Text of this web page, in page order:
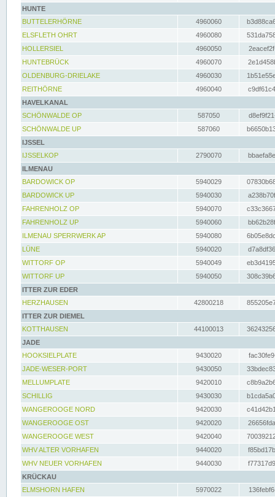
HUNTE
BUTTELERHÖRNE
4960060
ELSFLETH OHRT
4960080
HOLLERSIEL
4960050
HUNTEBRÜCK
4960070
OLDENBURG-DRIELAKE
4960030
REITHÖRNE
4960040
HAVELKANAL
SCHÖNWALDE OP
587050
SCHÖNWALDE UP
587060
IJSSEL
IJSSELKOP
2790070
ILMENAU
BARDOWICK OP
5940029
BARDOWICK UP
5940030
FAHRENHOLZ OP
5940070
FAHRENHOLZ UP
5940060
ILMENAU SPERRWERK AP
5940080
LÜNE
5940020
WITTORF OP
5940049
WITTORF UP
5940050
ITTER ZUR EDER
HERZHAUSEN
42800218
ITTER ZUR DIEMEL
KOTTHAUSEN
44100013
JADE
HOOKSIELPLATE
9430020
JADE-WESER-PORT
9430050
MELLUMPLATE
9420010
SCHILLIG
9430030
WANGEROOGE NORD
9420030
WANGEROOGE OST
9420020
WANGEROOGE WEST
9420040
WHV ALTER VORHAFEN
9440020
WHV NEUER VORHAFEN
9440030
KRÜCKAU
ELMSHORN HAFEN
5970022